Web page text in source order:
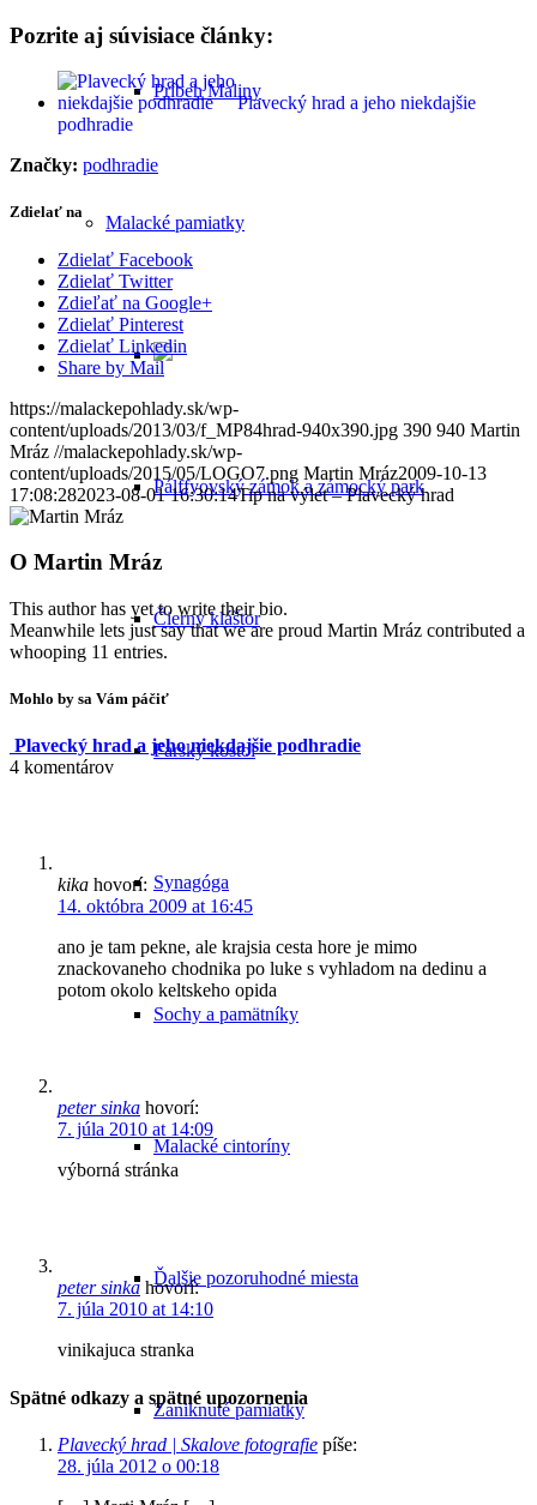
Príbeh Maliny
Malacké pamiatky
Pálffyovský zámok a zámocký park
Čierny kláštor
Farský kostol
Synagóga
Sochy a pamätníky
Malacké cintoríny
Ďalšie pozoruhodné miesta
Zaniknuté pamiatky
Pozrite aj súvisiace články:
Plavecký hrad a jeho niekdajšie
podhradie
Značky: podhradie
Zdielať na
Zdielať Facebook
Zdielať Twitter
Zdieľať na Google+
Zdielať Pinterest
Zdielať Linkedin
Share by Mail
https://malackepohlady.sk/wp-
content/uploads/2013/03/f_MP84hrad-940x390.jpg 390 940 Martin
Mráz //malackepohlady.sk/wp-
content/uploads/2015/05/LOGO7.png Martin Mráz2009-10-13
17:08:282023-08-01 16:30:14Tip na výlet – Plavecký hrad
O Martin Mráz
This author has yet to write their bio.
Meanwhile lets just say that we are proud Martin Mráz contributed a
whooping 11 entries.
Mohlo by sa Vám páčiť
Plavecký hrad a jeho niekdajšie podhradie
4 komentárov
kika hovorí:
14. októbra 2009 at 16:45
ano je tam pekne, ale krajsia cesta hore je mimo
znackovaneho chodnika po luke s vyhladom na dedinu a
potom okolo keltskeho opida
peter sinka hovorí:
7. júla 2010 at 14:09
výborná stránka
peter sinka hovorí:
7. júla 2010 at 14:10
vinikajuca stranka
Spätné odkazy a spätné upozornenia
Plavecký hrad | Skalove fotografie píše:
28. júla 2012 o 00:18